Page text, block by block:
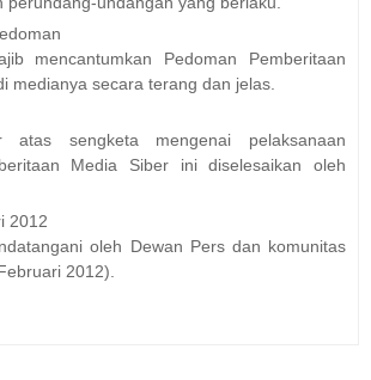
mencantumkan Pedoman Pemberitaan
medianya secara terang dan jelas.
atas sengketa mengenai pelaksanaan
Media Siber ini diselesaikan oleh
2012
oleh Dewan Pers dan komunitas
2012).